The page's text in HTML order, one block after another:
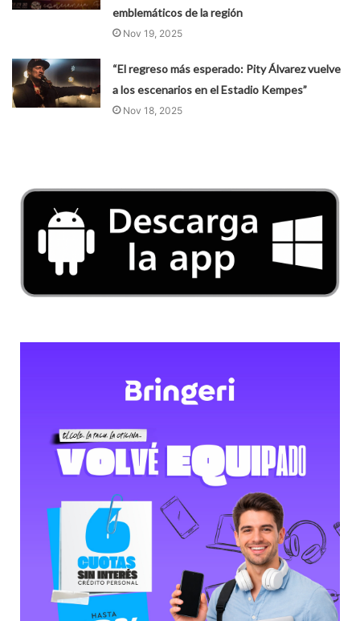
emblemáticos de la región
Nov 19, 2025
“El regreso más esperado: Pity Álvarez vuelve
a los escenarios en el Estadio Kempes”
Nov 18, 2025